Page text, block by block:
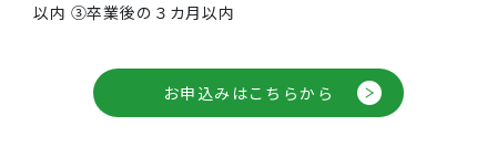
以内 ③卒業後の３カ月以内
お申込みはこちらから